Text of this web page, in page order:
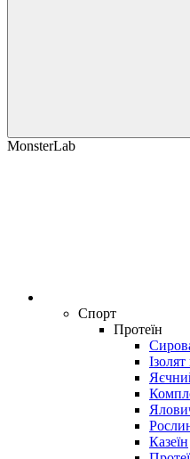
MonsterLab
Спорт
Протеїн
Казеїн